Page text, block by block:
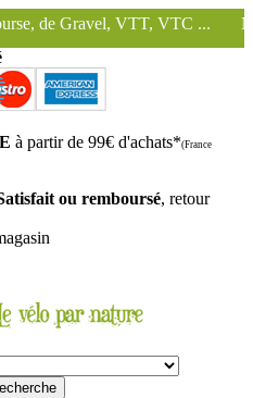
VTC ...
Nous conservons et
à partir de 99€ d'achats*(France
ou remboursé, retour